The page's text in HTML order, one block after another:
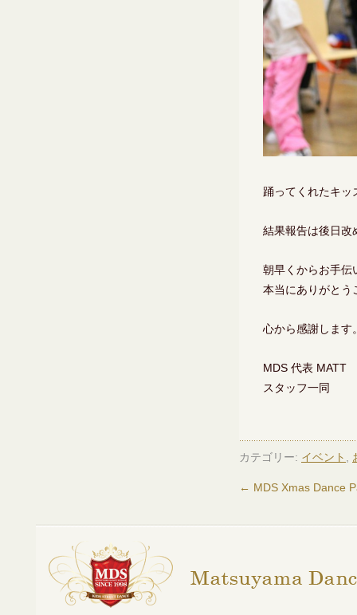
踊ってくれたキッ
結果報告は後日改
朝早くからお手伝
本当にありがとう
心から感謝します
MDS 代表 MATT
スタッフ一同
カテゴリー: イベント
← MDS Xmas Dance